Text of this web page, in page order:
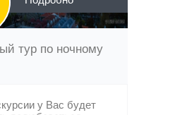
тур по ночному
у Вас будет